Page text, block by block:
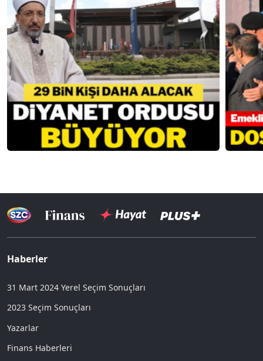
Haberler
31 Mart 2024 Yerel Seçim Sonuçları
2023 Seçim Sonuçları
Yazarlar
Finans Haberleri